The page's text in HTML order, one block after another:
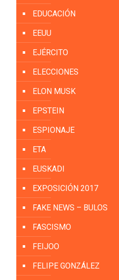
EDUCACIÓN
EEUU
EJÉRCITO
ELECCIONES
ELON MUSK
EPSTEIN
ESPIONAJE
ETA
EUSKADI
EXPOSICIÓN 2017
FAKE NEWS – BULOS
FASCISMO
FEIJOO
FELIPE GONZÁLEZ